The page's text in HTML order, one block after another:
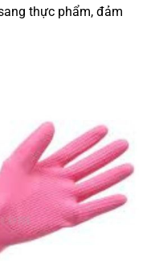
thực phẩm, đảm